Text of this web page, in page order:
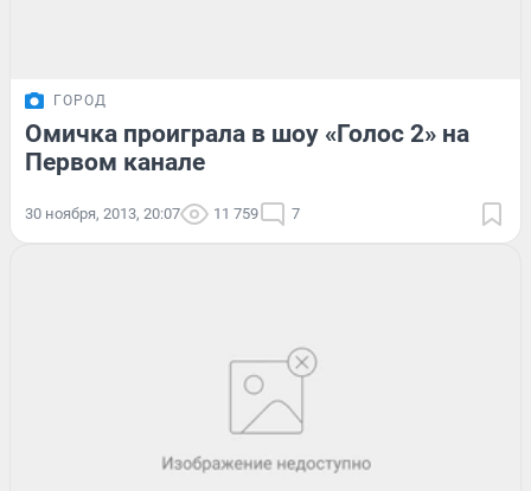
ГОРОД
Омичка проиграла в шоу «Голос 2» на
Первом канале
30 ноября, 2013, 20:07 11 759 7